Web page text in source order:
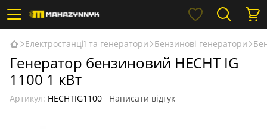
Електростанції та генератори Бензинові генератори
Генератор бензиновий HECHT IG
1100 1 кВт
Артикул: HECHTIG1100 Написати відгук